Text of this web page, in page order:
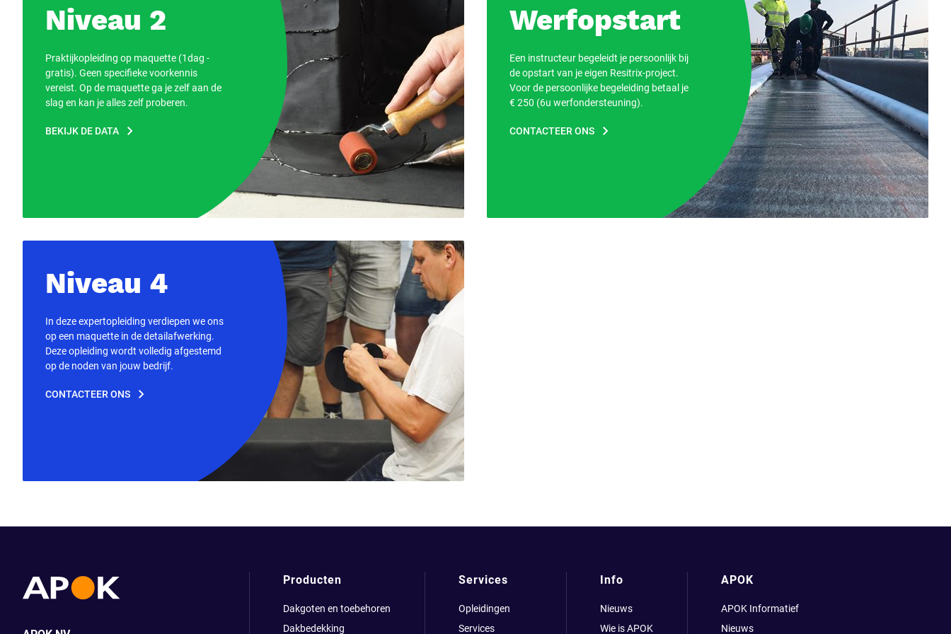
Niveau 2
Praktijkopleiding op maquette (1dag -
gratis). Geen specifieke voorkennis
vereist. Op de maquette ga je zelf aan de
slag en kan je alles zelf proberen.
BEKIJK DE DATA
Werfopstart
Een instructeur begeleidt je persoonlijk bij
de opstart van je eigen Resitrix-project.
Voor de persoonlijke begeleiding betaal je
€ 250 (6u werfondersteuning).
CONTACTEER ONS
Niveau 4
In deze expertopleiding verdiepen we ons
op een maquette in de detailafwerking.
Deze opleiding wordt volledig afgestemd
op de noden van jouw bedrijf.
CONTACTEER ONS
Producten
Dakgoten en toebehoren
Dakbedekking
Services
Opleidingen
Services
Info
Nieuws
Wie is APOK
APOK
APOK Informatief
Nieuws